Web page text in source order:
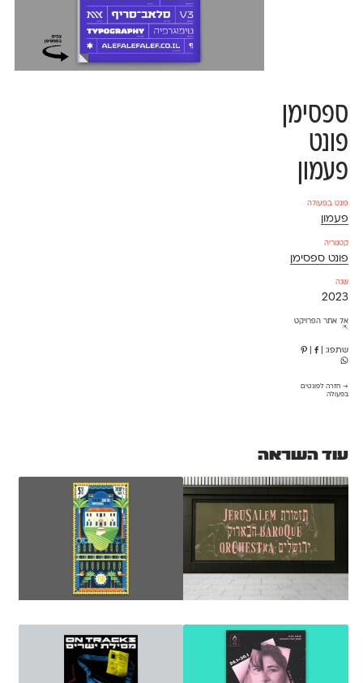
ספסימן
פונט
פעמון
פונט בפעולה
פעמון
קטגוריה
פונט ספסימן
שנה
2023
אל אתר הפרויקט
⇱
שתפו: |
→ חזרה לפונטים
בפעולה
עוד השראה